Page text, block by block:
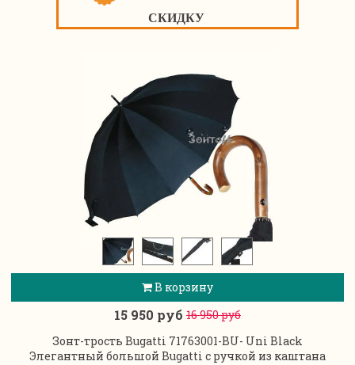
СКИДКУ
В корзину
15 950 руб 16 950 руб
Зонт-трость Bugatti 71763001-BU- Uni Black
Элегантный большой Bugatti с ручкой из каштана